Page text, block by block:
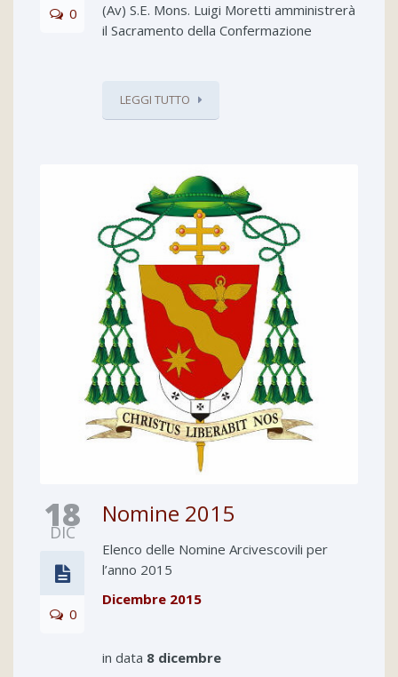
0
(Av) S.E. Mons. Luigi Moretti amministrerà
il Sacramento della Confermazione
LEGGI TUTTO
18
DIC
0
Nomine 2015
Elenco delle Nomine Arcivescovili per
l’anno 2015
Dicembre 2015
in data 8 dicembre